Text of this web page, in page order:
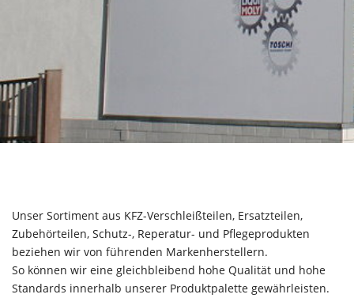
Unser Sortiment aus KFZ-Verschleißteilen, Ersatzteilen,
Zubehörteilen, Schutz-, Reperatur- und Pflegeprodukten
beziehen wir von führenden Markenherstellern.
So können wir eine gleichbleibend hohe Qualität und hohe
Standards innerhalb unserer Produktpalette gewährleisten.